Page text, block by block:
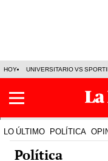
HOY UNIVERSITARIO VS
LO ÚLTIMO POLÍTICA
Política